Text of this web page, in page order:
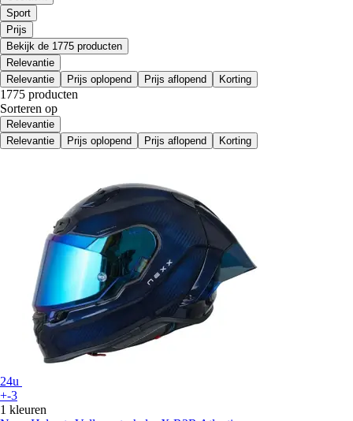
Sport
Prijs
Bekijk de 1775 producten
Relevantie
Relevantie
Prijs oplopend Prijs aflopend Korting
1775 producten
Sorteren op
Relevantie
Relevantie
Prijs oplopend Prijs aflopend Korting
24u
+-3
1 kleuren